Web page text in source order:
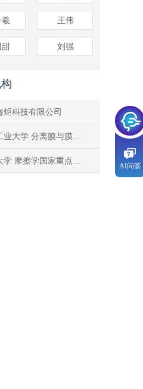
羲 王伟
甜 刘强
炬科技有限公司
学 分离膜与膜过程国家重点实验室
摩擦学国家重点实验室
AI问答